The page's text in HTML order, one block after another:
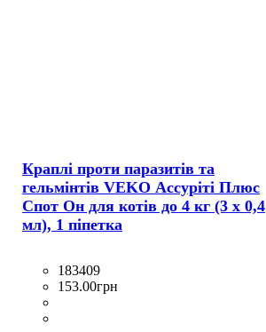
Краплі проти паразитів та
гельмінтів VEKO Ассуріті Плюс
Спот Он для котів до 4 кг (3 х 0,4
мл), 1 піпетка
183409
153.00грн